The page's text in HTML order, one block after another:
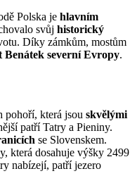
Polska je hlavním
svůj historický
Díky zámkům, mostům
Benátek severní Evropy.
pohoří, která jsou skvělými
patří Tatry a Pieniny.
se Slovenskem.
která dosahuje výšky 2499
nabízejí, patří jezero